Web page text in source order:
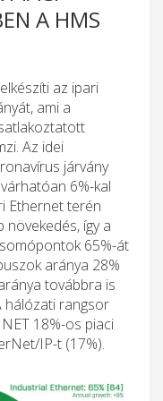
A HMS
az ipari
ami a
Az idei
járvány
6%-kal
Ethernet terén
így a
65%-át
aránya 28%
továbbra is
hálózati rangsor
18%-os piaci
IP-t (17%).